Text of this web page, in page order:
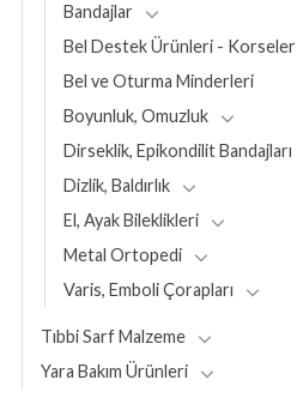
Bandajlar
Bel Destek Ürünleri - Korseler
Bel ve Oturma Minderleri
Boyunluk, Omuzluk
Dirseklik, Epikondilit Bandajları
Dizlik, Baldırlık
El, Ayak Bileklikleri
Metal Ortopedi
Varis, Emboli Çorapları
Tıbbi Sarf Malzeme
Yara Bakım Ürünleri